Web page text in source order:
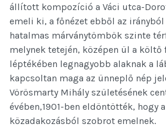
állított kompozíció a Váci utca-
emeli ki, a főnézet ebből az
hatalmas márványtömbök szinte
melynek tetején, középen ül a költő
léptékében legnagyobb alaknak a
kapcsoltan maga az ünneplő nép
Vörösmarty Mihály születésének
évében,1901-ben eldöntötték, hogy
közadakozásból szobrot emelnek.